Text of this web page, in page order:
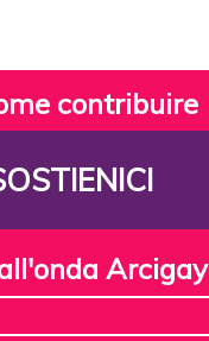
contribuire
Arcigay